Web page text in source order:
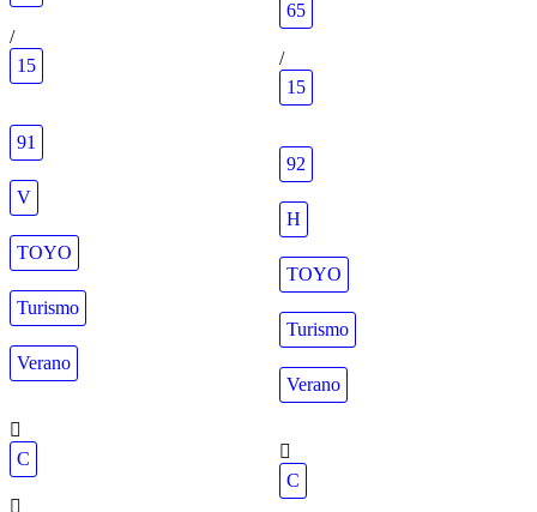
/
15
91
V
TOYO
Turismo
Verano
C
65
/
15
92
H
TOYO
Turismo
Verano
C